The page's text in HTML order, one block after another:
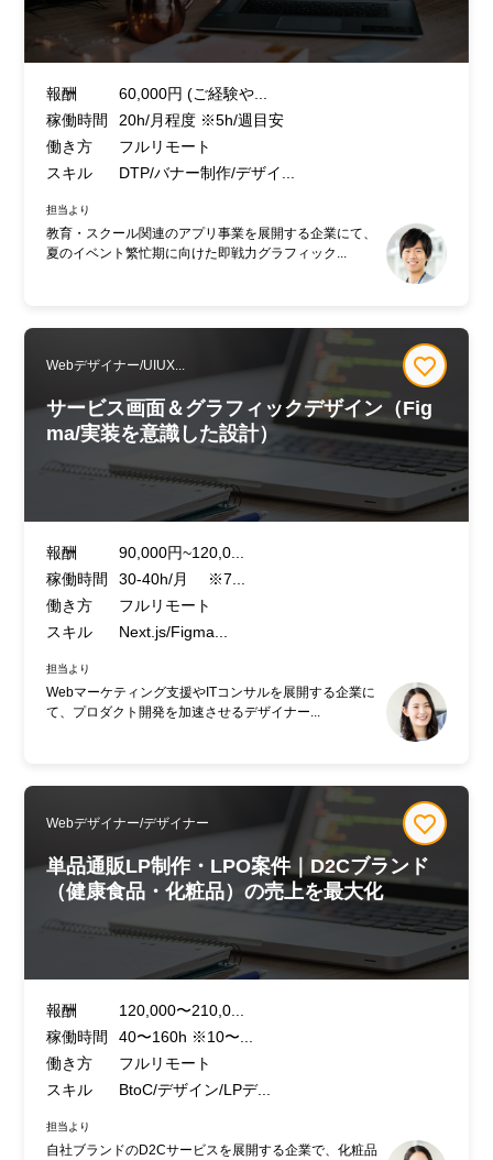
報酬
60,000円 (ご経験や...
稼働時間
20h/月程度 ※5h/週目安
働き方
フルリモート
スキル
DTP/バナー制作/デザイ...
担当より
教育・スクール関連のアプリ事業を展開する企業にて、
夏のイベント繁忙期に向けた即戦力グラフィック...
Webデザイナー/UIUX...
サービス画面＆グラフィックデザイン（Fig
ma/実装を意識した設計）
報酬
90,000円~120,0...
稼働時間
30-40h/月 ※7...
働き方
フルリモート
スキル
Next.js/Figma...
担当より
Webマーケティング支援やITコンサルを展開する企業に
て、プロダクト開発を加速させるデザイナー...
Webデザイナー/デザイナー
単品通販LP制作・LPO案件｜D2Cブランド
（健康食品・化粧品）の売上を最大化
報酬
120,000〜210,0...
稼働時間
40〜160h ※10〜...
働き方
フルリモート
スキル
BtoC/デザイン/LPデ...
担当より
自社ブランドのD2Cサービスを展開する企業で、化粧品